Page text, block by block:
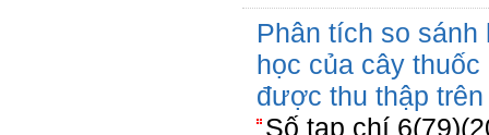
Phân tích so
học của cây
được thu thập
Số tạp chí